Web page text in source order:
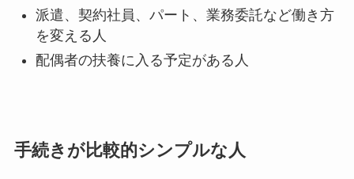
派遣、契約社員、パート、業務委託など働き方
を変える人
配偶者の扶養に入る予定がある人
手続きが比較的シンプルな人